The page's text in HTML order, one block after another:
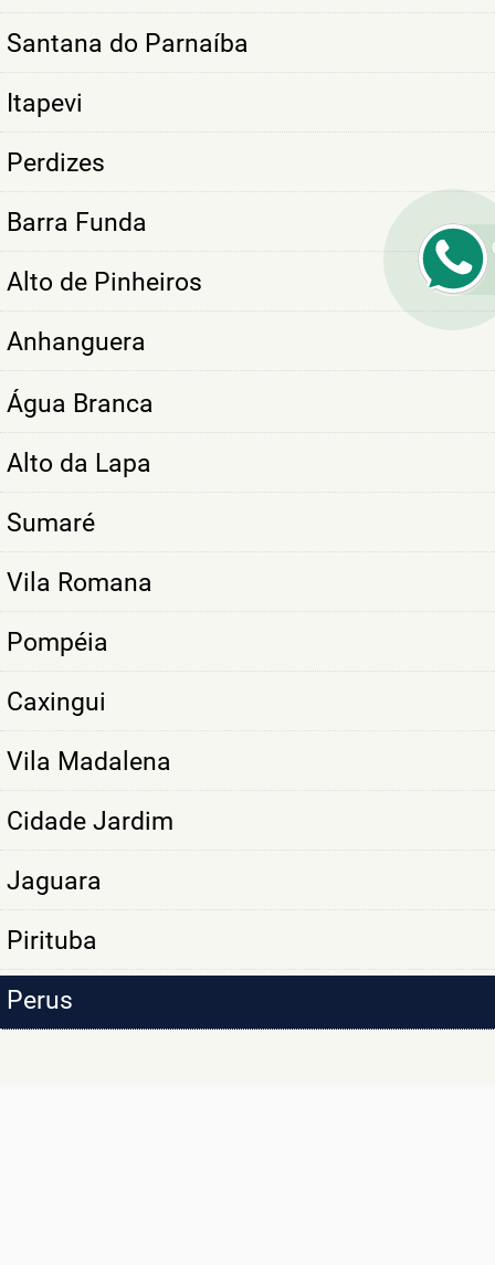
Santana do Parnaíba
Itapevi
Perdizes
Barra Funda
Alto de Pinheiros
Anhanguera
Água Branca
Alto da Lapa
Sumaré
Vila Romana
Pompéia
Caxingui
Vila Madalena
Cidade Jardim
Jaguara
Pirituba
Perus